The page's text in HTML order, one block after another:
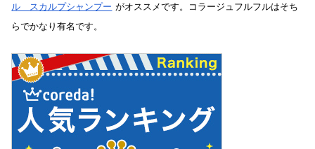
ル スカルプシャンプー がオススメです。コラージュフルフルはそち
らでかなり有名です。